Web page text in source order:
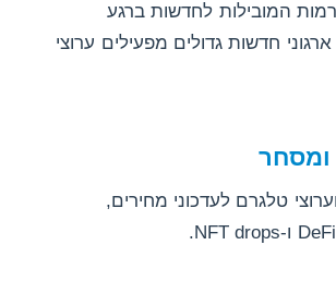
המובילות לחדשות ברגע
חדשות גדולים מפעילים ערוצי
טלגרם לעדכוני מחירים,